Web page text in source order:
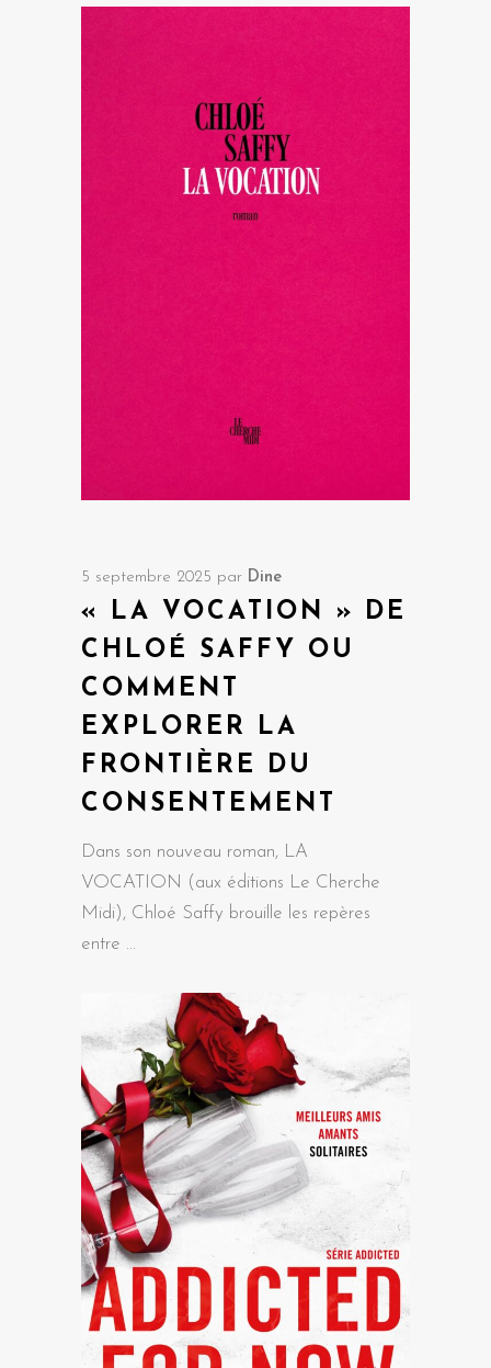
5 septembre 2025 par Dine
« LA VOCATION » DE
CHLOÉ SAFFY OU
COMMENT
EXPLORER LA
FRONTIÈRE DU
CONSENTEMENT
Dans son nouveau roman, LA
VOCATION (aux éditions Le Cherche
Midi), Chloé Saffy brouille les repères
entre